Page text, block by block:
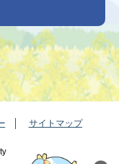
サイトマップ